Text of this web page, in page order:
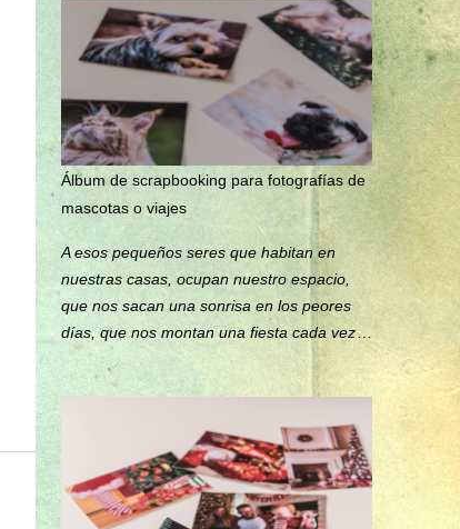
Álbum de scrapbooking para fotografías de
mascotas o viajes
A esos pequeños seres que habitan en
nuestras casas, ocupan nuestro espacio,
que nos sacan una sonrisa en los peores
días, que nos montan una fiesta cada vez
que llegamos a casa... ¡¡¡Ellos también se
merecen tener su propio álbum
álbum para tu mascota. Y si no tienes
mascota, las fotos de tu último viaje seguro
que también quedan espectaculares en él.